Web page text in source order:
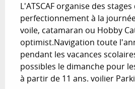
L'ATSCAF organise des
perfectionnement à la
voile, catamaran ou Hobby
optimist.Navigation toute
pendant les vacances
possibles le dimanche pour
à partir de 11 ans. voilier